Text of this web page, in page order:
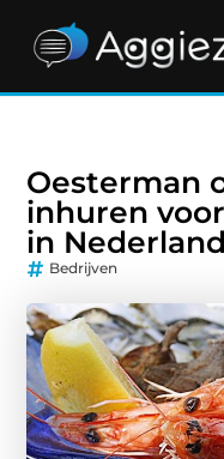
Oesterman
inhuren
in Nederland
Bedrijven